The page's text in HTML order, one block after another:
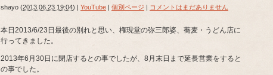
shayo (2013.06.23 19:04) | YouTube | 個別ページ | コメントはまだありません
本日2013/6/23日最後の別れと思い、権現堂の弥三郎婆、蕎麦・うどん店に
行ってきました。
2013年6月30日に閉店するとの事でしたが、8月末日まで延長営業をすると
の事でした。